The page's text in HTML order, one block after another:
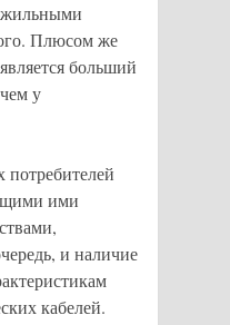
Плюсом же
больший
у
ими
и наличие
кабелей.